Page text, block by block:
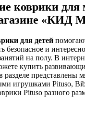
коврики
«КИД
для детей
безопасное и
на полу. В
купить
разделе представлены
игрушками Pituso,
Pituso разного